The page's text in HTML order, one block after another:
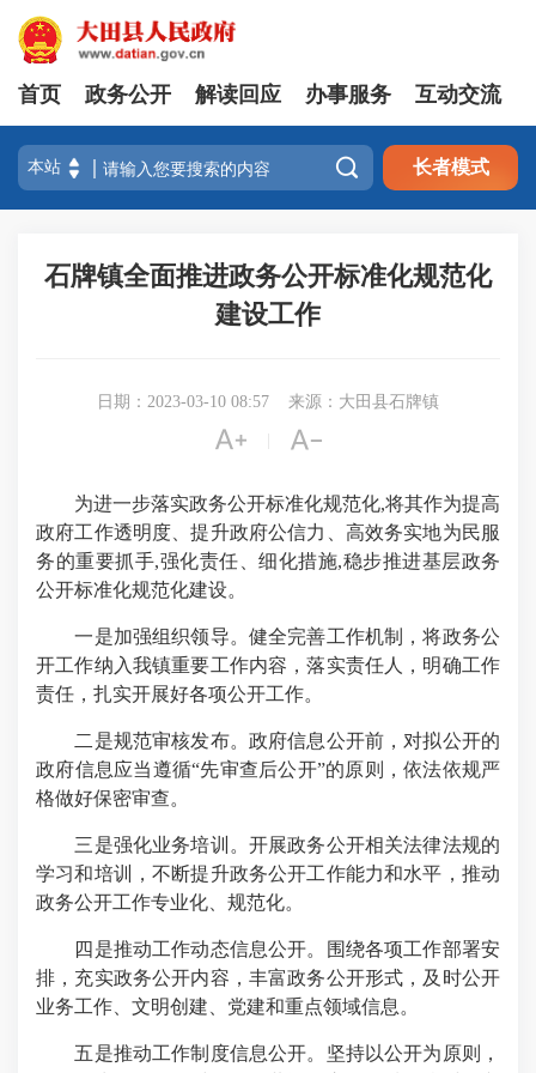
首页 政务公开 解读回应 办事服务 互动交流
 长者模式
石牌镇全面推进政务公开标准化规范化
建设工作
日期：2023-03-10 08:57 来源：大田县石牌镇
 
为进一步落实政务公开标准化规范化,将其作为提高
政府工作透明度、提升政府公信力、高效务实地为民服
务的重要抓手,强化责任、细化措施,稳步推进基层政务
公开标准化规范化建设。
一是加强组织领导。健全完善工作机制，将政务公
开工作纳入我镇重要工作内容，落实责任人，明确工作
责任，扎实开展好各项公开工作。
二是规范审核发布。政府信息公开前，对拟公开的
政府信息应当遵循“先审查后公开”的原则，依法依规严
格做好保密审查。
三是强化业务培训。开展政务公开相关法律法规的
学习和培训，不断提升政务公开工作能力和水平，推动
政务公开工作专业化、规范化。
四是推动工作动态信息公开。围绕各项工作部署安
排，充实政务公开内容，丰富政务公开形式，及时公开
业务工作、文明创建、党建和重点领域信息。
五是推动工作制度信息公开。坚持以公开为原则，